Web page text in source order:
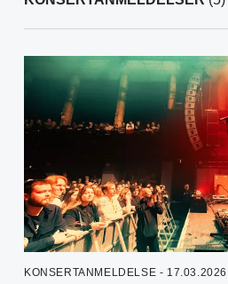
KONSERTANMELDELSE - 17.03.2026